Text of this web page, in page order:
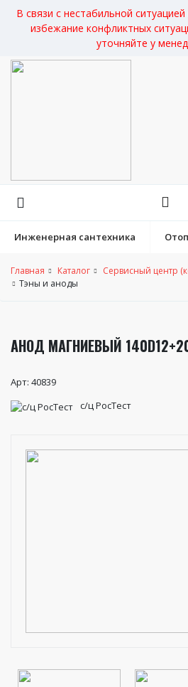
В связи с нестабильной
избежание конфликтных
уточняйте у
Инженерная сантехника
Главная Каталог
Сервисный центр
Тэны и аноды
АНОД МАГНИЕВЫЙ
Арт: 40839
с/ц РосТест